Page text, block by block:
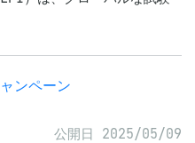
ンペーン
公開日 2025/05/09